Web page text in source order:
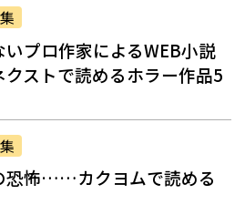
いプロ作家によるWEB小説
クストで読めるホラー作品5
恐怖……カクヨムで読める